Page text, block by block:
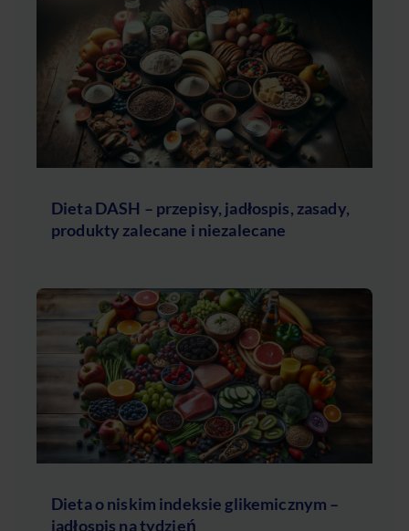
Dieta DASH – przepisy, jadłospis, zasady,
produkty zalecane i niezalecane
Dieta o niskim indeksie glikemicznym –
jadłospis na tydzień